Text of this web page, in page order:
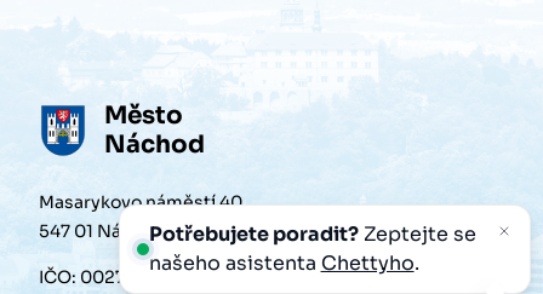
Město
Náchod
Masarykovo náměstí 40
547 01 Náchod
IČO: 00272868
Potřebujete poradit?Zeptejte se
našeho asistenta Chettyho.